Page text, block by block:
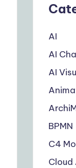
AI
AI
AI
BPMN
C4
Cloud